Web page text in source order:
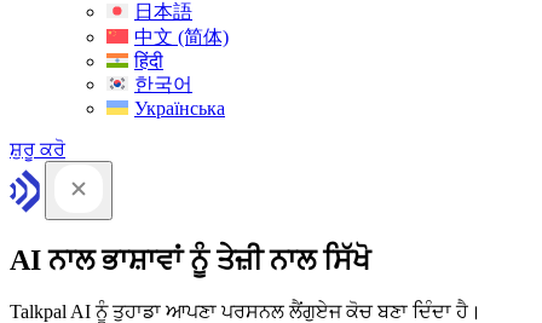
日本語
中文 (简体)
हिंदी
한국어
Українська
ਸ਼ੁਰੂ ਕਰੋ
AI ਨਾਲ ਭਾਸ਼ਾਵਾਂ ਨੂੰ ਤੇਜ਼ੀ ਨਾਲ ਸਿੱਖੋ
Talkpal AI ਨੂੰ ਤੁਹਾਡਾ ਆਪਣਾ ਪਰਸਨਲ ਲੈਂਗੁਏਜ ਕੋਚ ਬਣਾ ਦਿੰਦਾ ਹੈ।